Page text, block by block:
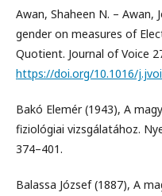
Awan, Shaheen N. – Awan,
gender on measures of
Quotient. Journal of Voice
https://doi.org/10.1016/
Bakó Elemér (1943), A
fiziológiai vizsgálatához.
374–401.
Balassa József (1887), A